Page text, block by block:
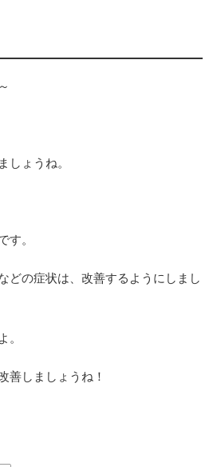
しょうね。
す。
どの症状は、改善するようにしまし
。
善しましょうね！